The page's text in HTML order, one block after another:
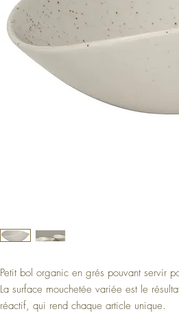
Petit bol organic en grés pouvant servir
La surface mouchetée variée est le
réactif, qui rend chaque article unique.